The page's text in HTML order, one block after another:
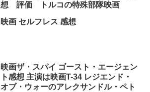
想 評価 トルコの特殊部隊映画
映画 セルフレス 感想
映画ザ・スパイ ゴースト・エージェン
ト感想 主演は映画T-34 レジエンド・
オブ・ウォーのアレクサンドル・ペト